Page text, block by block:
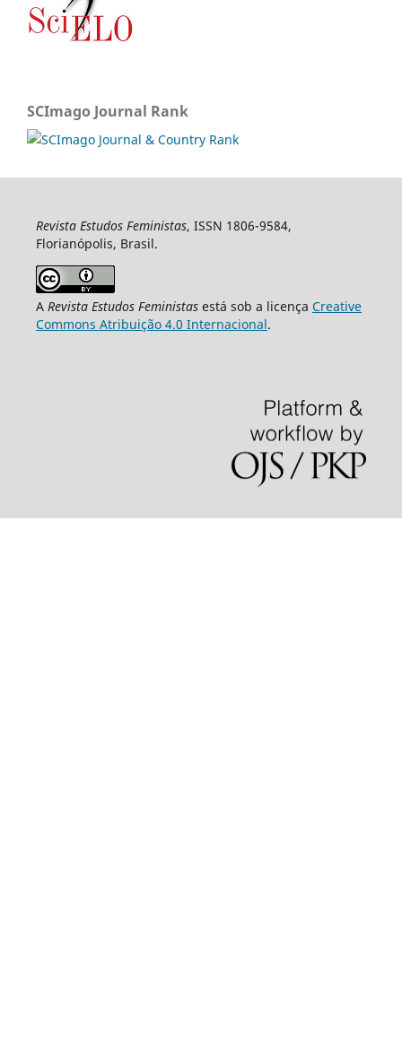
SCImago Journal Rank
Revista Estudos Feministas, ISSN 1806-9584,
Florianópolis, Brasil.
A Revista Estudos Feministasestá sob a licença Creative
Commons Atribuição 4.0 Internacional.